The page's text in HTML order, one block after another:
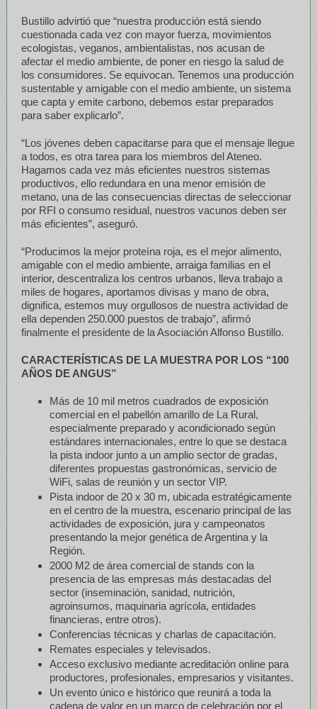
Bustillo advirtió que “nuestra producción está siendo
cuestionada cada vez con mayor fuerza, movimientos
ecologistas, veganos, ambientalistas, nos acusan de
afectar el medio ambiente, de poner en riesgo la salud de
los consumidores. Se equivocan. Tenemos una producción
sustentable y amigable con el medio ambiente, un sistema
que capta y emite carbono, debemos estar preparados
para saber explicarlo”.
“Los jóvenes deben capacitarse para que el mensaje llegue
a todos, es otra tarea para los miembros del Ateneo.
Hagamos cada vez más eficientes nuestros sistemas
productivos, ello redundara en una menor emisión de
metano, una de las consecuencias directas de seleccionar
por RFI o consumo residual, nuestros vacunos deben ser
más eficientes”, aseguró.
“Producimos la mejor proteína roja, es el mejor alimento,
amigable con el medio ambiente, arraiga familias en el
interior, descentraliza los centros urbanos, lleva trabajo a
miles de hogares, aportamos divisas y mano de obra,
dignifica, estemos muy orgullosos de nuestra actividad de
ella dependen 250.000 puestos de trabajo”, afirmó
finalmente el presidente de la Asociación Alfonso Bustillo.
CARACTERÍSTICAS DE LA MUESTRA POR LOS “100
AÑOS DE ANGUS”
Más de 10 mil metros cuadrados de exposición
comercial en el pabellón amarillo de La Rural,
especialmente preparado y acondicionado según
estándares internacionales, entre lo que se destaca
la pista indoor junto a un amplio sector de gradas,
diferentes propuestas gastronómicas, servicio de
WiFi, salas de reunión y un sector VIP.
Pista indoor de 20 x 30 m, ubicada estratégicamente
en el centro de la muestra, escenario principal de las
actividades de exposición, jura y campeonatos
presentando la mejor genética de Argentina y la
Región.
2000 M2 de área comercial de stands con la
presencia de las empresas más destacadas del
sector (inseminación, sanidad, nutrición,
agroinsumos, maquinaria agrícola, entidades
financieras, entre otros).
Conferencias técnicas y charlas de capacitación.
Remates especiales y televisados.
Acceso exclusivo mediante acreditación online para
productores, profesionales, empresarios y visitantes.
Un evento único e histórico que reunirá a toda la
cadena de valor en un marco de celebración por el